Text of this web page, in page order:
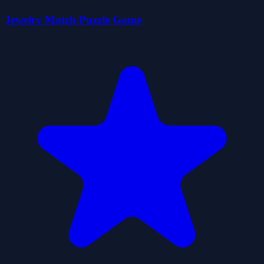
Jewelry Match Puzzle Game